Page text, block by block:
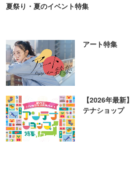
夏祭り・夏のイベント特集
アート特集
【2026年最新
テナショップ